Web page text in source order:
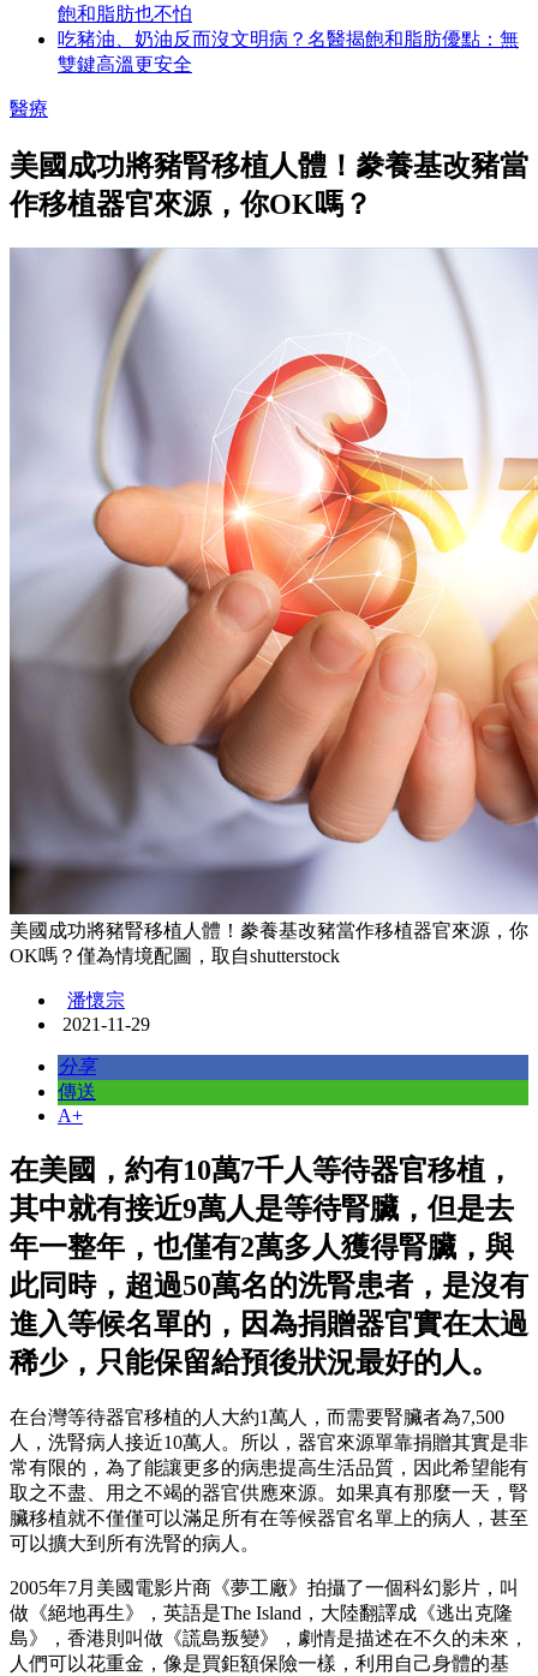
飽和脂肪也不怕
吃豬油、奶油反而沒文明病？名醫揭飽和脂肪優點：無
雙鍵高溫更安全
醫療
美國成功將豬腎移植人體！豢養基改豬當
作移植器官來源，你OK嗎？
美國成功將豬腎移植人體！豢養基改豬當作移植器官來源，你
OK嗎？僅為情境配圖，取自shutterstock
潘懷宗
2021-11-29
分享
傳送
A+
在美國，約有10萬7千人等待器官移植，
其中就有接近9萬人是等待腎臟，但是去
年一整年，也僅有2萬多人獲得腎臟，與
此同時，超過50萬名的洗腎患者，是沒有
進入等候名單的，因為捐贈器官實在太過
稀少，只能保留給預後狀況最好的人。
在台灣等待器官移植的人大約1萬人，而需要腎臟者為7,500
人，洗腎病人接近10萬人。所以，器官來源單靠捐贈其實是非
常有限的，為了能讓更多的病患提高生活品質，因此希望能有
取之不盡、用之不竭的器官供應來源。如果真有那麼一天，腎
臟移植就不僅僅可以滿足所有在等候器官名單上的病人，甚至
可以擴大到所有洗腎的病人。
2005年7月 美國電影片商《夢工廠》拍攝了一個科幻影片，叫
做 《絕地再生》，英語是The Island ，大陸翻譯成《逃出克隆
島》，香港則叫做《謊島叛變》，劇情是描述在不久的未來，
人們可以花重金，像是買鉅額保險一樣，利用自己身體的基